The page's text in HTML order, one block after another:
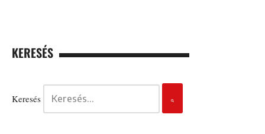
KERESÉS
Keresés